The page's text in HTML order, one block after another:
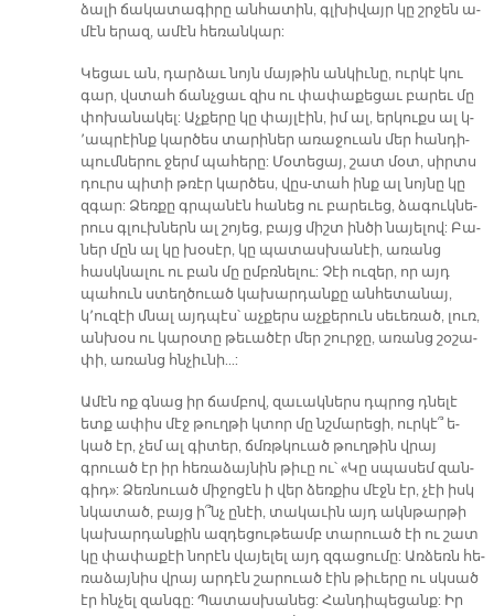
ձա­լի ճա­կա­տա­գի­րը ան­հա­տին, գլխի­վայր կը շրջեն ա­
մէն ե­րազ, ա­մէն հե­ռան­կար:
Կե­ցաւ ան, դար­ձաւ նոյն մայ­թին ան­կիւ­նը, ուր­կէ կու
գար, վստահ ճանչ­ցաւ զիս ու փա­փա­քե­ցաւ բա­րեւ մը
փո­խա­նա­կել: Աչ­քե­րը կը փայ­լէին, իմ ալ, եր­կուքս ալ կ­­
՚ապ­րէինք կար­ծես տա­րի­ներ ա­ռա­ջուան մեր հան­դի­
պում­նե­րու ջերմ պա­հե­րը: Մօ­տե­ցայ, շատ մօտ, սիրտս
դուրս պի­տի թռէր կար­ծես, վըս-տահ ինք ալ նոյ­նը կը
զգար: Ձեռ­քը գրպա­նէն հա­նեց ու բա­րե­ւեց, ձա­գուկ­նե­
րուս գլուխ­ներն ալ շո­յեց, բայց միշտ ին­ծի նա­յե­լով: Բա­
ներ մըն ալ կը խօ­սէր, կը պա­տաս­խա­նէի, ա­ռանց
հասկ­նա­լու ու բան մը ըմբռ­նե­լու: Չէի ու­զեր, որ այդ
պա­հուն ստեղ­ծուած կա­խար­դան­քը ան­հե­տա­նայ,
կ՚ու­զէի մնալ այդ­պէս՝ աչ­քերս աչ­քե­րուն սե­ւե­ռած, լուռ,
ան­խօս ու կա­րօ­տը թե­ւա­ծէր մեր շուր­ջը, ա­ռանց շօ­շա­
փի, ա­ռանց հնչիւ­նի...:
Ա­մէն ոք գնաց իր ճամ­բով, զա­ւակ­ներս դպրոց դնե­լէ
ետք ա­փիս մէջ թուղ­թի կտոր մը նշմա­րե­ցի, ուր­կէ՞ ե­
կած էր, չեմ ալ գի­տեր, ճմռթկուած թուղ­թին վրայ
գրուած էր իր հե­ռա­ձայ­նին թի­ւը ու՝ «Կը սպա­սեմ զան­
գի­դ»: Ձեռ­նուած մի­ջո­ցէն ի վեր ձեռ­քիս մէջն էր, չէի իսկ
նկա­տած, բայց ի՞նչ ը­նէի, տա­կա­ւին այդ ակն­թար­թի
կա­խար­դան­քին ազ­դե­ցու­թեամբ տա­րուած էի ու շատ
կը փա­փա­քէի նո­րէն վա­յե­լել այդ զգա­ցու­մը: Առ­ձեռն հե­
ռա­ձայ­նիս վրայ ար­դէն շա­րուած էին թի­ւե­րը ու սկսած
էր հնչել զան­գը: Պա­տաս­խա­նեց: Հան­դի­պե­ցանք: Իր